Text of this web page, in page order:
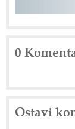
0
Ostavi